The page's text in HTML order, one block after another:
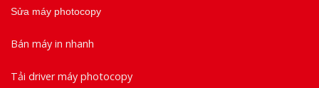
Sửa máy photocopy
Bán máy in nhanh
Tải driver máy photocopy